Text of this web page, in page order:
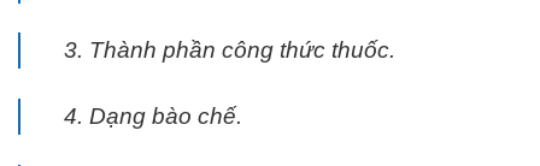
3. Thành phần công thức thuốc.
4. Dạng bào chế.